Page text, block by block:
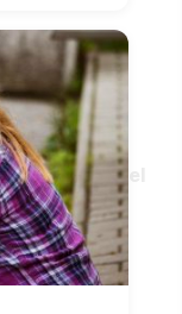
por el
jugar un